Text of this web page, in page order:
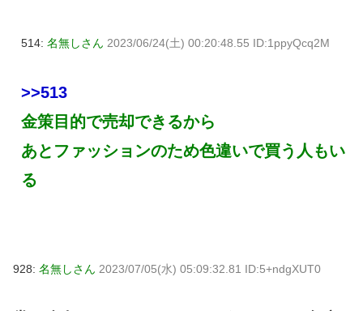
514: 名無しさん 2023/06/24(土) 00:20:48.55 ID:1ppyQcq2M
>>513
金策目的で売却できるから
あとファッションのため色違いで買う人もい
る
928: 名無しさん 2023/07/05(水) 05:09:32.81 ID:5+ndgXUT0